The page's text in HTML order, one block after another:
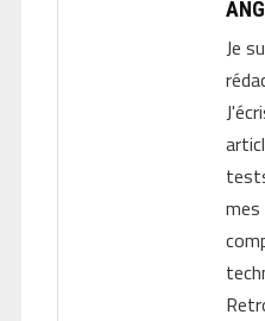
Je
mes